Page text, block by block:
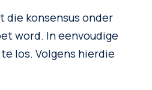
die konsensus onder
word. In eenvoudige
los. Volgens hierdie